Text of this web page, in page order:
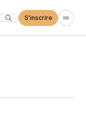
S'inscrire